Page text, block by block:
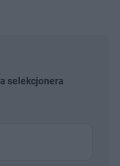
selekcjonera